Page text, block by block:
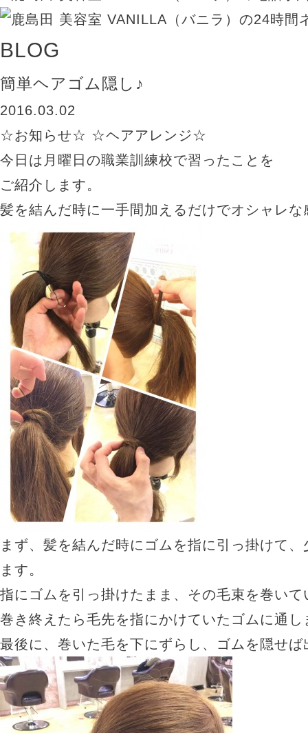
BLOG
簡単ヘアゴム隠し♪
2016.03.02
☆お知らせ☆ ☆ヘアアレンジ☆
今日は月曜日の職業訓練校で習ったことを
ご紹介します。
髪を結んだ時に一手間加えるだけでオシャレ
まず、髪を結んだ時にゴムを指に引っ掛けて
ます。
指にゴムを引っ掛けたまま、その毛束を巻いて
巻き終えたら毛先を指にかけていたゴムに通し
最後に、巻いた毛を下にずらし、ゴムを隠せ